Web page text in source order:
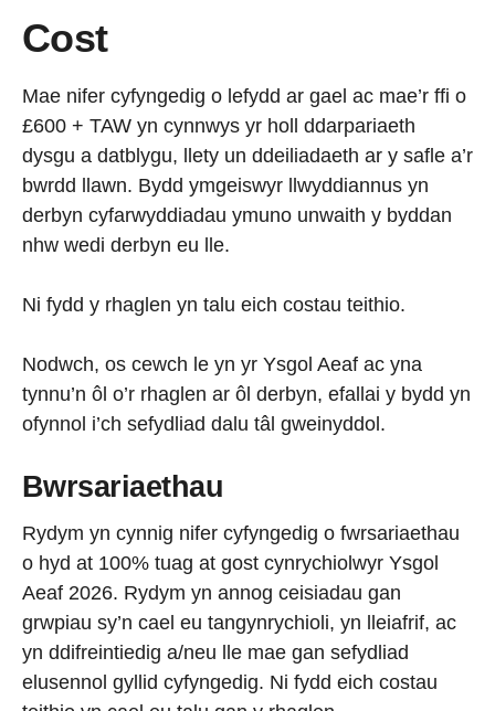
Cost
Mae nifer cyfyngedig o lefydd ar gael ac mae’r ffi o
£600 + TAW yn cynnwys yr holl ddarpariaeth
dysgu a datblygu, llety un ddeiliadaeth ar y safle a’r
bwrdd llawn. Bydd ymgeiswyr llwyddiannus yn
derbyn cyfarwyddiadau ymuno unwaith y byddan
nhw wedi derbyn eu lle.
Ni fydd y rhaglen yn talu eich costau teithio.
Nodwch, os cewch le yn yr Ysgol Aeaf ac yna
tynnu’n ôl o’r rhaglen ar ôl derbyn, efallai y bydd yn
ofynnol i’ch sefydliad dalu tâl gweinyddol.
Bwrsariaethau
Rydym yn cynnig nifer cyfyngedig o fwrsariaethau
o hyd at 100% tuag at gost cynrychiolwyr Ysgol
Aeaf 2026. Rydym yn annog ceisiadau gan
grwpiau sy’n cael eu tangynrychioli, yn lleiafrif, ac
yn ddifreintiedig a/neu lle mae gan sefydliad
elusennol gyllid cyfyngedig. Ni fydd eich costau